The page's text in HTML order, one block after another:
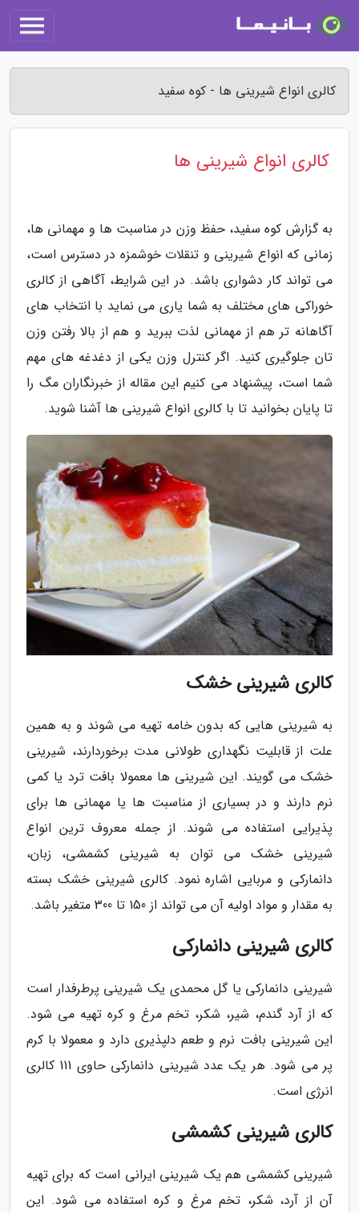
کالری انواع شیرینی ها - کوه سفید
کالری انواع شیرینی ها
به گزارش کوه سفید، حفظ وزن در مناسبت ها و مهمانی ها،
زمانی که انواع شیرینی و تنقلات خوشمزه در دسترس است،
می تواند کار دشواری باشد. در این شرایط، آگاهی از کالری
خوراکی های مختلف به شما یاری می نماید با انتخاب های
آگاهانه تر هم از مهمانی لذت ببرید و هم از بالا رفتن وزن
تان جلوگیری کنید. اگر کنترل وزن یکی از دغدغه های مهم
شما است، پیشنهاد می کنیم این مقاله از خبرنگاران مگ را
تا پایان بخوانید تا با کالری انواع شیرینی ها آشنا شوید.
کالری شیرینی خشک
به شیرینی هایی که بدون خامه تهیه می شوند و به همین
علت از قابلیت نگهداری طولانی مدت برخوردارند، شیرینی
خشک می گویند. این شیرینی ها معمولا بافت ترد یا کمی
نرم دارند و در بسیاری از مناسبت ها یا مهمانی ها برای
پذیرایی استفاده می شوند. از جمله معروف ترین انواع
شیرینی خشک می توان به شیرینی کشمشی، زبان،
دانمارکی و مربایی اشاره نمود. کالری شیرینی خشک بسته
به مقدار و مواد اولیه آن می تواند از 150 تا 300 متغیر باشد.
کالری شیرینی دانمارکی
شیرینی دانمارکی یا گل محمدی یک شیرینی پرطرفدار است
که از آرد گندم، شیر، شکر، تخم مرغ و کره تهیه می شود.
این شیرینی بافت نرم و طعم دلپذیری دارد و معمولا با کرم
پر می شود. هر یک عدد شیرینی دانمارکی حاوی 111 کالری
انرژی است.
کالری شیرینی کشمشی
شیرینی کشمشی هم یک شیرینی ایرانی است که برای تهیه
آن از آرد، شکر، تخم مرغ و کره استفاده می شود. این